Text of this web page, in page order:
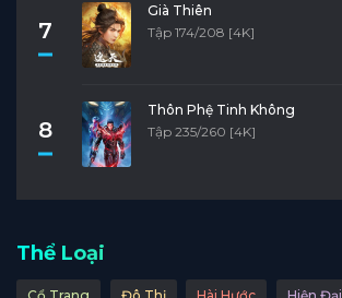
7
Già Thiên
Tập 174/208 [4K]
8
Thôn Phệ Tinh Không
Tập 235/260 [4K]
Thể Loại